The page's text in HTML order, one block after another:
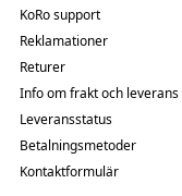
KoRo support
Reklamationer
Returer
Info om frakt och leverans
Leveransstatus
Betalningsmetoder
Kontaktformulär